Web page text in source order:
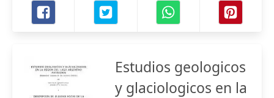
Estudios geologicos
y glaciologicos en la